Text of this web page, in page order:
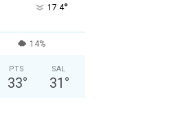
17.4°
14%
PTS
33°
SAL
31 °